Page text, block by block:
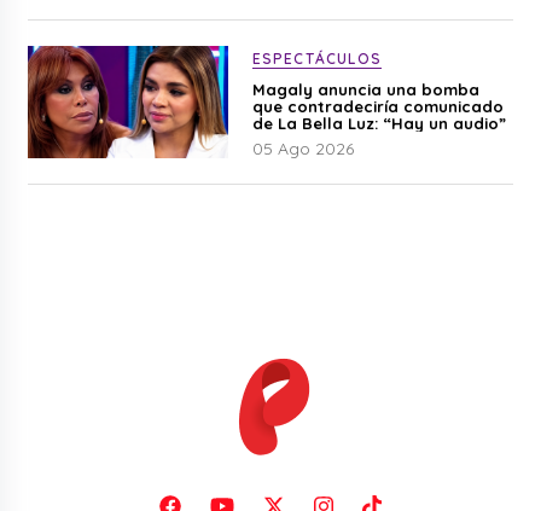
ESPECTÁCULOS
Magaly anuncia una bomba
que contradeciría comunicado
de La Bella Luz: “Hay un audio”
05 Ago 2026